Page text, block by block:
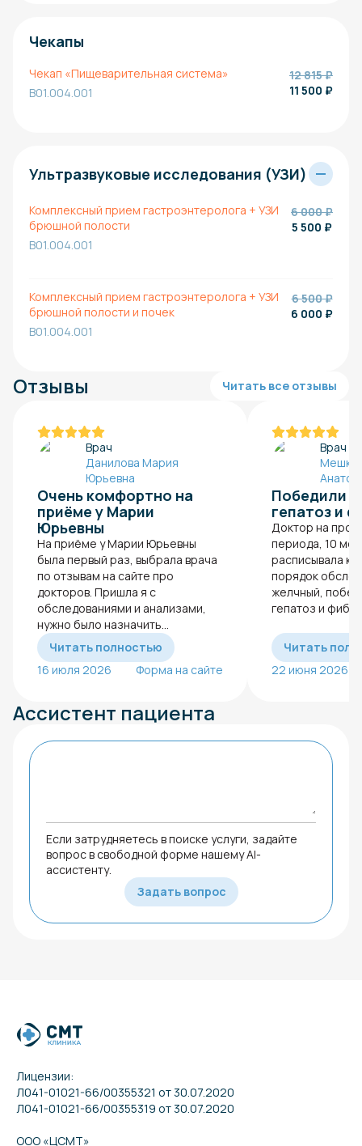
Чекапы
Чекап «Пищеварительная система»
B01.004.001
12 815 ₽
11 500 ₽
Ультразвуковые исследования (УЗИ)
Комплексный прием гастроэнтеролога + УЗИ
брюшной полости
B01.004.001
6 000 ₽
5 500 ₽
Комплексный прием гастроэнтеролога + УЗИ
брюшной полости и почек
B01.004.001
6 500 ₽
6 000 ₽
Отзывы Читать все отзывы
Врач
Данилова Мария
Юрьевна
Очень комфортно на
приёме у Марии
Юрьевны
На приёме у Марии Юрьевны
была первый раз, выбрала врача
по отзывам на сайте про
докторов. Пришла я с
обследованиями и анализами,
нужно было назначить...
Читать полностью
16 июля 2026
Форма на сайте
Врач
Победили
гепатоз и
Доктор на
периода, 10
расписывала
порядок
желчный,
гепатоз и
Читать
22 июня 2026
Ассистент пациента
Если затрудняетесь в поиске услуги, задайте
вопрос в свободной форме нашему AI-
ассистенту.
Задать вопрос
Лицензии:
Л041-01021-66/00355321 от 30.07.2020
Л041-01021-66/00355319 от 30.07.2020
ООО «ЦСМТ»